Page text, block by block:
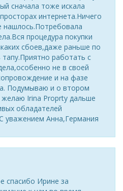
сначала тоже искала
интернета.Ничего
нашлось.Потребовала
процедура покупки
сбоев,даже раньше по
работать с
не в своей
и на фазе
Подумываю и о втором
желаю Irina Proprty дальше
обладателей
уважением Анна,Германия
спасибо Ирине за